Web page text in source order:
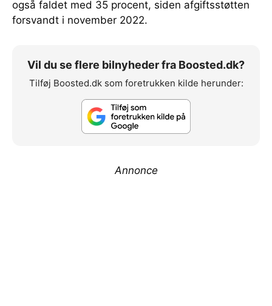
også faldet med 35 procent, siden afgiftsstøtten
forsvandt i november 2022.
Vil du se flere bilnyheder fra Boosted.dk?
Tilføj Boosted.dk som foretrukken kilde herunder:
Annonce